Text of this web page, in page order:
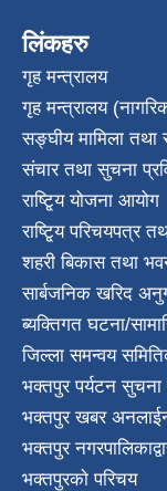
लिंकहरु
गृह मन्त्रालय
गृह मन्त्रालय
सङ्घीय मामिला तथा
संचार तथा सुचना
राष्टि्ृय योजना आयोग
राष्टि्ृय परिचयपत्र
शहरी बिकास तथा
सार्बजनिक खरिद
ब्यक्तिगत घटना/
जिल्ला समन्वय
भक्तपुर पर्यटन सुचना
भक्तपुर खबर
भक्तपुर
भक्तपुरकाे परिचय